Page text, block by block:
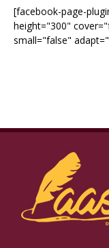
[facebook-page-
height="300"
small="false"